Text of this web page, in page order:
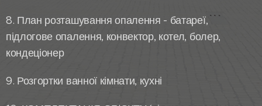
8. План розташування опалення - батареї,
підлогове опалення, конвектор, котел, болер,
кондеціонер
9. Розгортки ванної кімнати, кухні